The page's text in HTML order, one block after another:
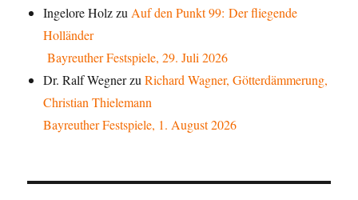
Ingelore HolzzuAuf den Punkt 99: Der fliegende
Holländer
Bayreuther Festspiele, 29. Juli 2026
Dr. Ralf WegnerzuRichard Wagner, Götterdämmerung,
Christian Thielemann
Bayreuther Festspiele, 1. August 2026